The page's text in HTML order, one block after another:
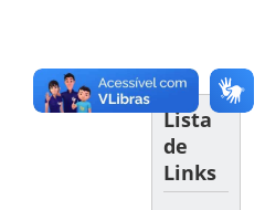
Lista
de
Links